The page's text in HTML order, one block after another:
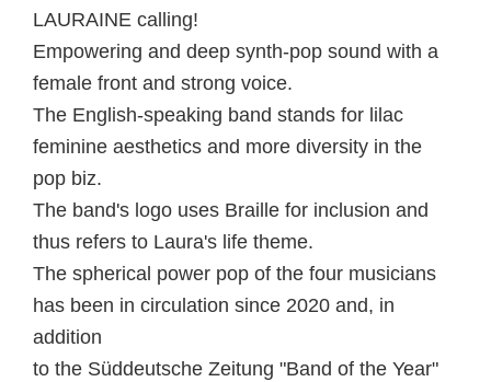
LAURAINE calling!
Empowering and deep synth-pop sound with a
female front and strong voice.
The English-speaking band stands for lilac
feminine aesthetics and more diversity in the
pop biz.
The band's logo uses Braille for inclusion and
thus refers to Laura's life theme.
The spherical power pop of the four musicians
has been in circulation since 2020 and, in
addition
to the Süddeutsche Zeitung "Band of the Year"